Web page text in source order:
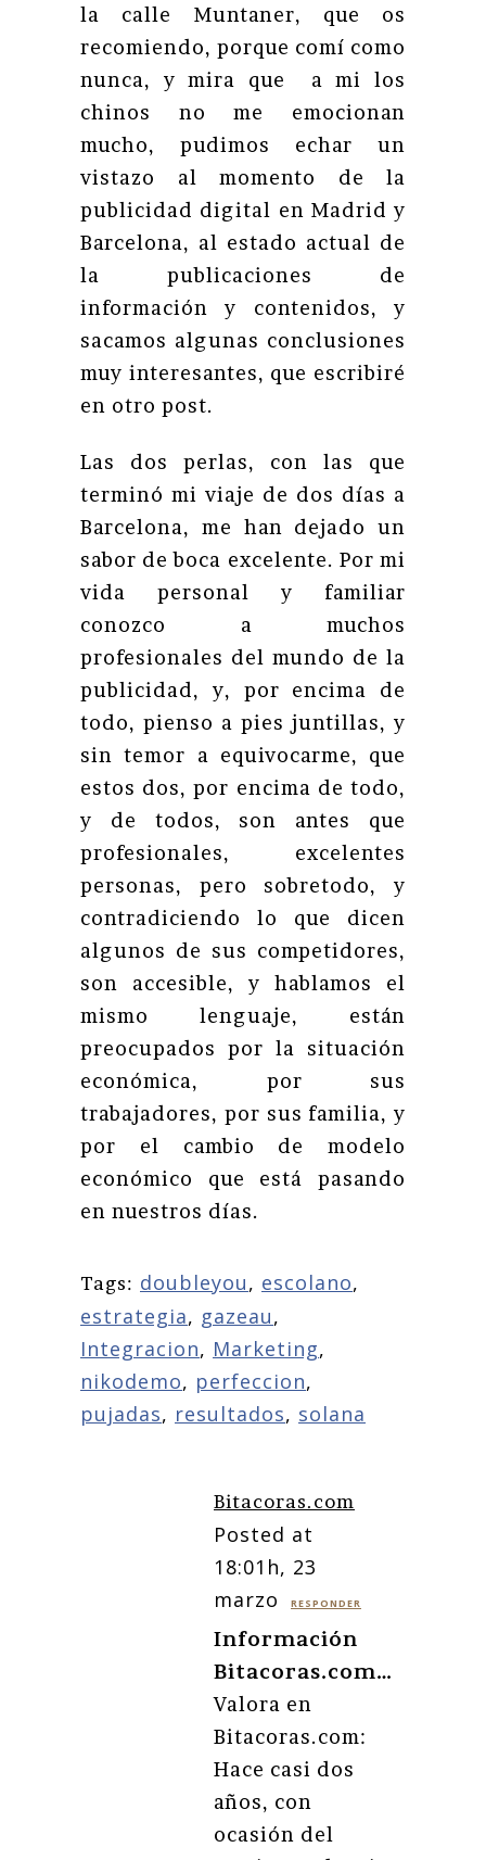
la calle Muntaner, que os
recomiendo, porque comí como
nunca, y mira que a mi los
chinos no me emocionan
mucho, pudimos echar un
vistazo al momento de la
publicidad digital en Madrid y
Barcelona, al estado actual de
la publicaciones de
información y contenidos, y
sacamos algunas conclusiones
muy interesantes, que escribiré
en otro post.
Las dos perlas, con las que
terminó mi viaje de dos días a
Barcelona, me han dejado un
sabor de boca excelente. Por mi
vida personal y familiar
conozco a muchos
profesionales del mundo de la
publicidad, y, por encima de
todo, pienso a pies juntillas, y
sin temor a equivocarme, que
estos dos, por encima de todo,
y de todos, son antes que
profesionales, excelentes
personas, pero sobretodo, y
contradiciendo lo que dicen
algunos de sus competidores,
son accesible, y hablamos el
mismo lenguaje, están
preocupados por la situación
económica, por sus
trabajadores, por sus familia, y
por el cambio de modelo
económico que está pasando
en nuestros días.
Tags: doubleyou, escolano,
estrategia, gazeau,
Integracion, Marketing,
nikodemo, perfeccion,
pujadas, resultados, solana
Bitacoras.com
Posted at
18:01h, 23
marzo
RESPONDER
Información
Bitacoras.com…
Valora en
Bitacoras.com:
Hace casi dos
años, con
ocasión del